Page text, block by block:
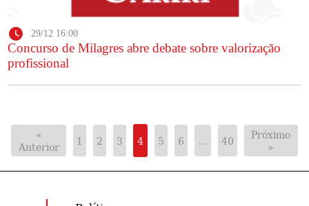
29/12 16:00
Concurso de Milagres abre debate sobre valorização
profissional
«
Anterior
1 2 3 4 5 6 … 40
Próximo
»